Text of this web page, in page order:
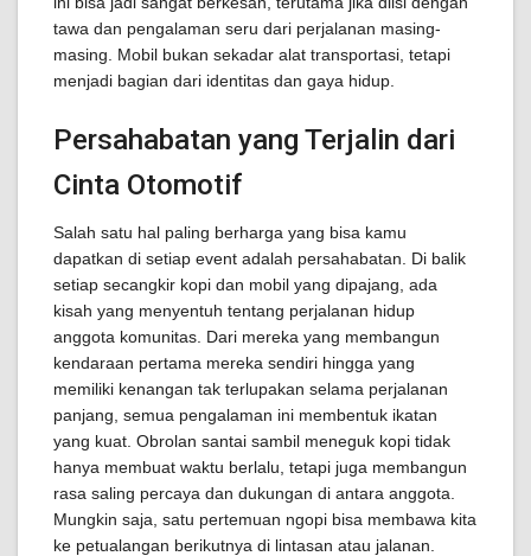
tawa dan pengalaman seru dari perjalanan masing-
masing. Mobil bukan sekadar alat transportasi, tetapi
menjadi bagian dari identitas dan gaya hidup.
Persahabatan yang Terjalin dari
Cinta Otomotif
Salah satu hal paling berharga yang bisa kamu
dapatkan di setiap event adalah persahabatan. Di balik
setiap secangkir kopi dan mobil yang dipajang, ada
kisah yang menyentuh tentang perjalanan hidup
anggota komunitas. Dari mereka yang membangun
kendaraan pertama mereka sendiri hingga yang
memiliki kenangan tak terlupakan selama perjalanan
panjang, semua pengalaman ini membentuk ikatan
yang kuat. Obrolan santai sambil meneguk kopi tidak
hanya membuat waktu berlalu, tetapi juga membangun
rasa saling percaya dan dukungan di antara anggota.
Mungkin saja, satu pertemuan ngopi bisa membawa kita
ke petualangan berikutnya di lintasan atau jalanan.